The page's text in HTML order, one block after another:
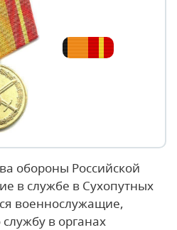
обороны Российской
в службе в Сухопутных
военнослужащие,
в органах